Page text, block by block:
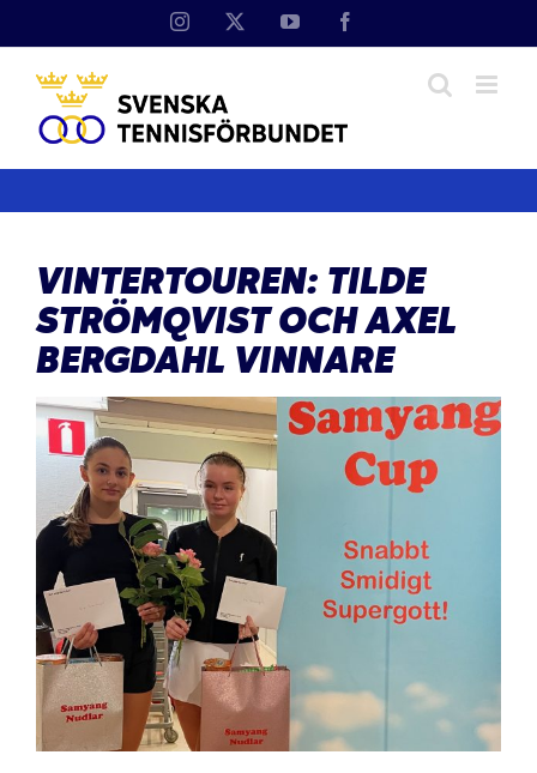
Instagram YouTube
VINTERTOUREN: TILDE
STRÖMQVIST OCH AXEL
BERGDAHL VINNARE